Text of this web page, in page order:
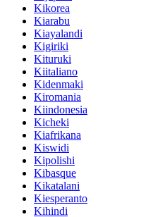
Kikorea
Kiarabu
Kiayalandi
Kigiriki
Kituruki
Kiitaliano
Kidenmaki
Kiromania
Kiindonesia
Kicheki
Kiafrikana
Kiswidi
Kipolishi
Kibasque
Kikatalani
Kiesperanto
Kihindi